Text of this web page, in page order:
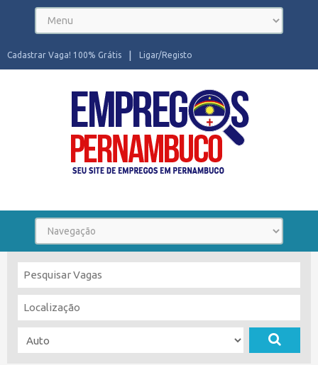
Ligar/Registo
Cadastrar Vaga! 100% Grátis